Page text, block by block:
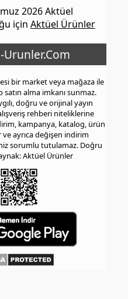
2026 Aktüel
için Aktüel Ürünler
Urunler.Com
bir market veya mağaza ile
satın alma imkanı sunmaz.
doğru ve orijinal yayın
rehberi niteliklerine
kampanya, katalog, ürün
ve ayrıca değişen indirim
sorumlu tutulamaz. Doğru
Aktüel Ürünler